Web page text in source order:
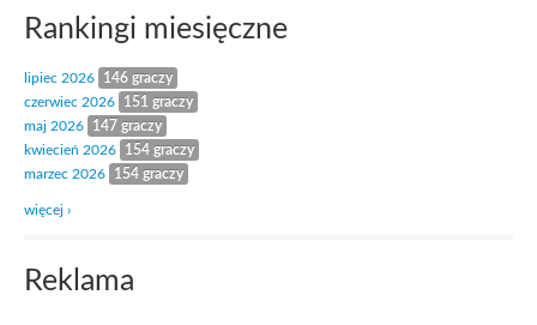
Rankingi miesięczne
lipiec 2026
146 graczy
czerwiec 2026
151 graczy
maj 2026
147 graczy
kwiecień 2026
154 graczy
marzec 2026
154 graczy
więcej ›
Reklama